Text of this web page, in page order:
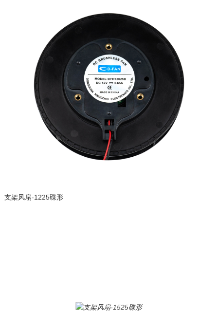
支架风扇-1225碟形